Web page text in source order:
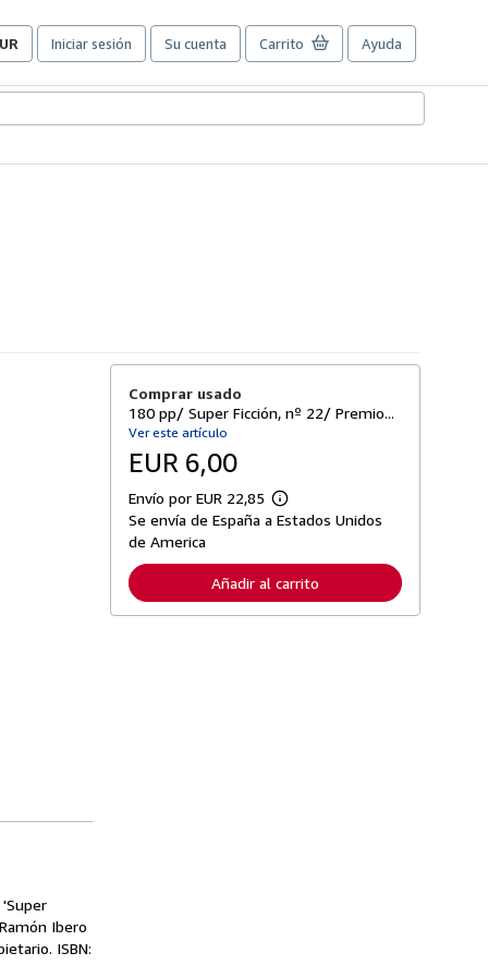
Iniciar sesión Su cuenta Carrito Ayuda
Ibero
ISBN:
Comprar usado
180 pp/ Super Ficción, nº 22/ Premio...
Ver este artículo
EUR 6,00
Envío por EUR 22,85
M
á
f
o
r
Se envía de España a Estados Unidos
de America
Añadir al carrito